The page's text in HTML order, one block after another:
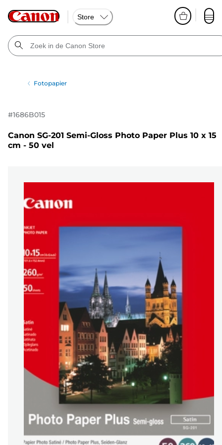
Store
Fotopapier
#1686B015
Canon SG-201 Semi-Gloss Photo Paper Plus 10 x 15
cm - 50 vel